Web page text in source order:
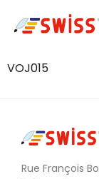
VOJ015
Rue François